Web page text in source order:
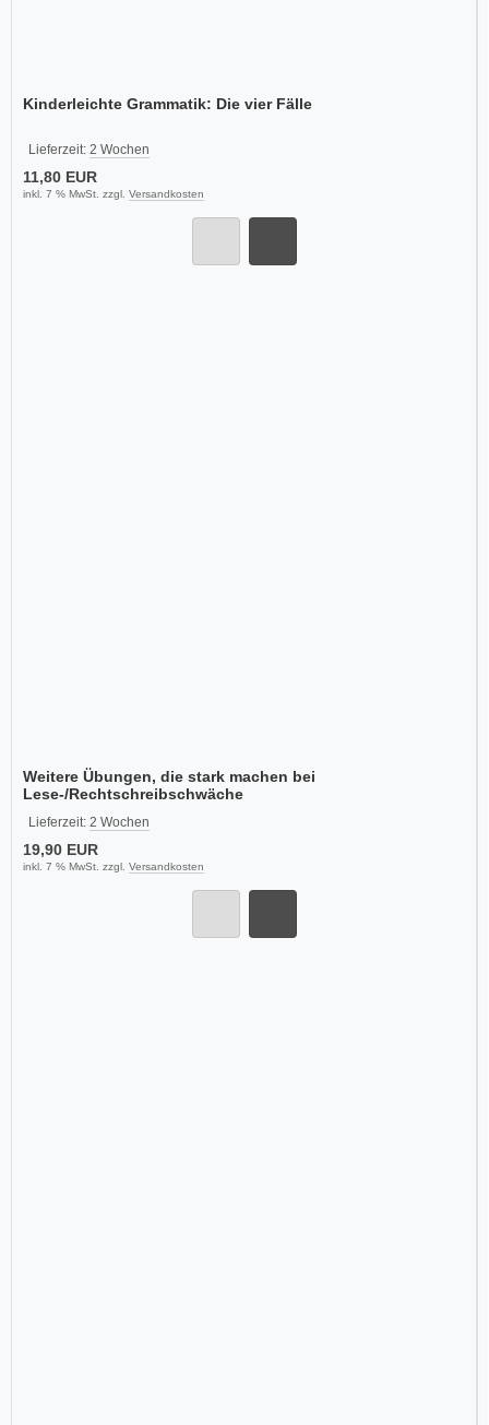
Kinderleichte Grammatik: Die vier Fälle
Lieferzeit: 2 Wochen
11,80 EUR
inkl. 7 % MwSt. zzgl. Versandkosten
Weitere Übungen, die stark machen bei
Lese-/Rechtschreibschwäche
Lieferzeit: 2 Wochen
19,90 EUR
inkl. 7 % MwSt. zzgl. Versandkosten